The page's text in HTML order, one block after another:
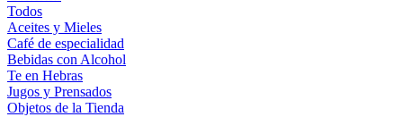
Todos
Aceites y Mieles
Café de especialidad
Bebidas con Alcohol
Te en Hebras
Jugos y Prensados
Objetos de la Tienda